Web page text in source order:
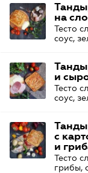
на
Тесто
соус,
и
Тесто
соус,
с
и
Тесто
грибы,